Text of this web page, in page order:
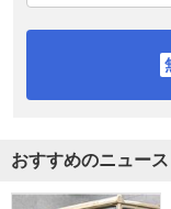
おすすめのニュース